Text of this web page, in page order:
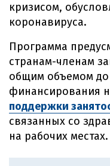
кризисом,
коронавируса.
Программа
странам-членам
общим объемом до
финансирования
поддержки
связанных со
на рабочих местах.